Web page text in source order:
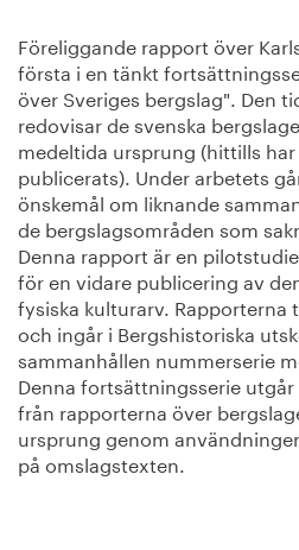
Föreliggande rapport över
första i en tänkt
över Sveriges bergslag". Den
redovisar de svenska
medeltida ursprung (hittills
publicerats). Under arbetets
önskemål om liknande
de bergslagsområden som
Denna rapport är en
för en vidare publicering av
fysiska kulturarv. Rapporterna
och ingår i Bergshistoriska
sammanhållen nummerserie
Denna fortsättningsserie
från rapporterna över
ursprung genom
på omslagstexten.